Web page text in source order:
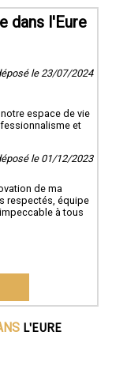
dans l'Eure
le 23/07/2024
espace de vie
et
le 01/12/2023
de ma
respectés, équipe
à tous
L'EURE